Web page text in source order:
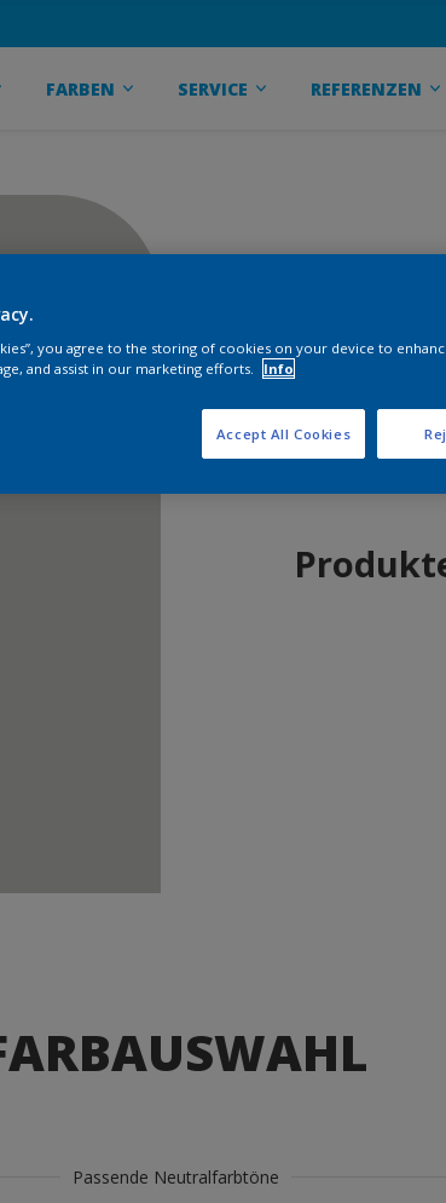
FARBEN SERVICE REFERENZEN
Passende Neutralfarbtöne
you agree to the storing of cookies on your device to
and assist in our marketing efforts.
Info
Accept All Cookies